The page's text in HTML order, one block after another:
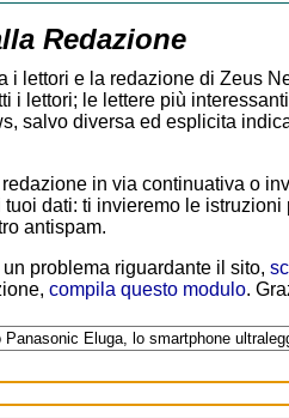
Redazione
i lettori e la redazione di Zeus
i lettori; le lettere più
salvo diversa ed esplicita
in via continuativa o
dati: ti invieremo le istruzioni
antispam.
problema riguardante il sito,
compila questo modulo.